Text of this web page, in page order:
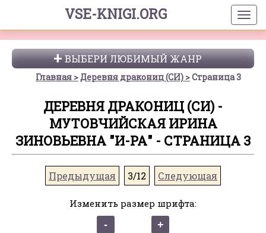
VSE-KNIGI.ORG
ВЫБЕРИ ЛЮБИМЫЙ ЖАНР
Главная Деревня дракониц (СИ) Страница 3
ДЕРЕВНЯ ДРАКОНИЦ (СИ) -
МУТОВЧИЙСКАЯ ИРИНА
ЗИНОВЬЕВНА "И-РА" - СТРАНИЦА 3
Предыдущая 3/12 Следующая
Изменить размер шрифта: